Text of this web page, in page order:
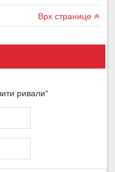
Врх странице
ривали“